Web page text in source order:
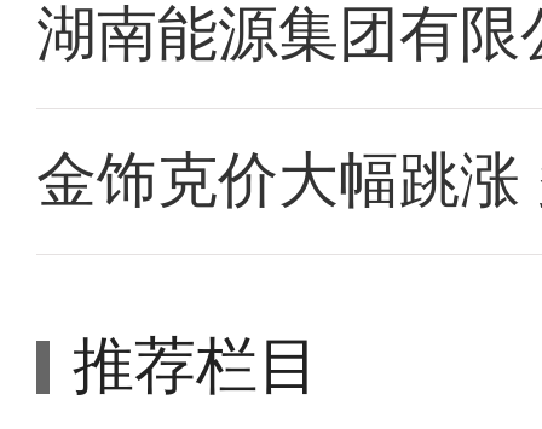
湖南能源集团有
金饰克价大幅跳
推荐栏目